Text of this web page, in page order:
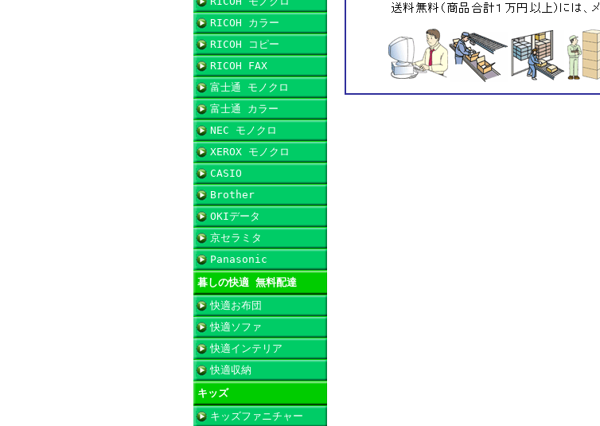
RICOH カラー
RICOH コピー
RICOH FAX
富士通 モノクロ
富士通 カラー
NEC モノクロ
XEROX モノクロ
CASIO
Brother
OKIデータ
京セラミタ
Panasonic
暮しの快適 無料配達
快適お布団
快適ソファ
快適インテリア
快適収納
キッズ
キッズファニチャー